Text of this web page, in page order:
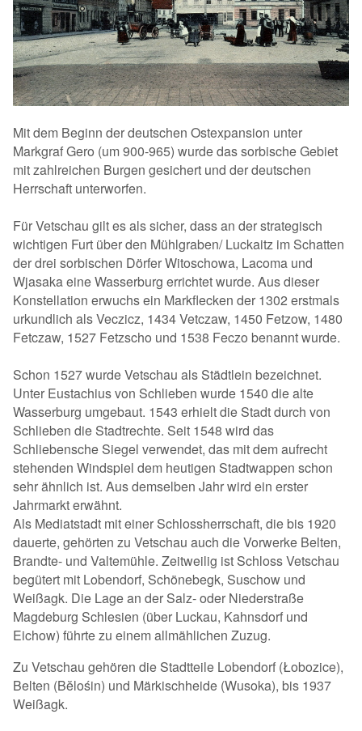
Mit dem Beginn der deutschen Ostexpansion unter
Markgraf Gero (um 900-965) wurde das sorbische Gebiet
mit zahlreichen Burgen gesichert und der deutschen
Herrschaft unterworfen.
Für Vetschau gilt es als sicher, dass an der strategisch
wichtigen Furt über den Mühlgraben/ Luckaitz im Schatten
der drei sorbischen Dörfer Witoschowa, Lacoma und
Wjasaka eine Wasserburg errichtet wurde. Aus dieser
Konstellation erwuchs ein Markflecken der 1302 erstmals
urkundlich als Veczicz, 1434 Vetczaw, 1450 Fetzow, 1480
Fetczaw, 1527 Fetzscho und 1538 Feczo benannt wurde.
Schon 1527 wurde Vetschau als Städtlein bezeichnet.
Unter Eustachius von Schlieben wurde 1540 die alte
Wasserburg umgebaut. 1543 erhielt die Stadt durch von
Schlieben die Stadtrechte. Seit 1548 wird das
Schliebensche Siegel verwendet, das mit dem aufrecht
stehenden Windspiel dem heutigen Stadtwappen schon
sehr ähnlich ist. Aus demselben Jahr wird ein erster
Jahrmarkt erwähnt.
Als Mediatstadt mit einer Schlossherrschaft, die bis 1920
dauerte, gehörten zu Vetschau auch die Vorwerke Belten,
Brandte- und Valtemühle. Zeitweilig ist Schloss Vetschau
begütert mit Lobendorf, Schönebegk, Suschow und
Weißagk. Die Lage an der Salz- oder Niederstraße
Magdeburg Schlesien (über Luckau, Kahnsdorf und
Eichow) führte zu einem allmählichen Zuzug.
Zu Vetschau gehören die Stadtteile Lobendorf (Łobozice),
Belten (Bĕlośin) und Märkischheide (Wusoka), bis 1937
Weißagk.